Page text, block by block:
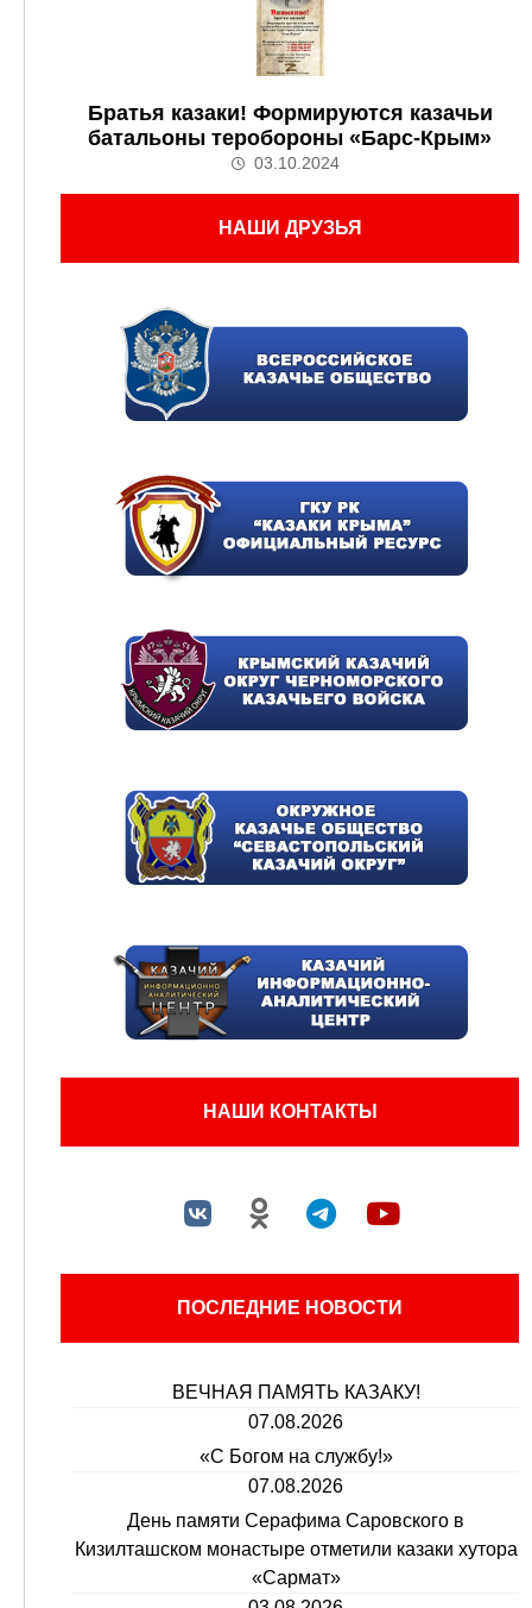
Братья казаки! Формируются казачьи
батальоны теробороны «Барс-Крым»
03.10.2024
НАШИ ДРУЗЬЯ
НАШИ КОНТАКТЫ
ПОСЛЕДНИЕ НОВОСТИ
ВЕЧНАЯ ПАМЯТЬ КАЗАКУ!
07.08.2026
«С Богом на службу!»
07.08.2026
День памяти Серафима Саровского в
Кизилташском монастыре отметили казаки хутора
«Сармат»